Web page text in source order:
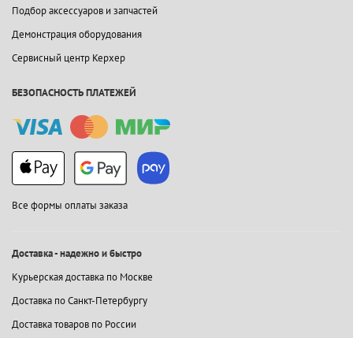
Подбор аксессуаров и запчастей
Демонстрация оборудования
Сервисный центр Керхер
БЕЗОПАСНОСТЬ ПЛАТЕЖЕЙ
Все формы оплаты заказа
Доставка - надежно и быстро
Курьерская доставка по Москве
Доставка по Санкт-Петербургу
Доставка товаров по России